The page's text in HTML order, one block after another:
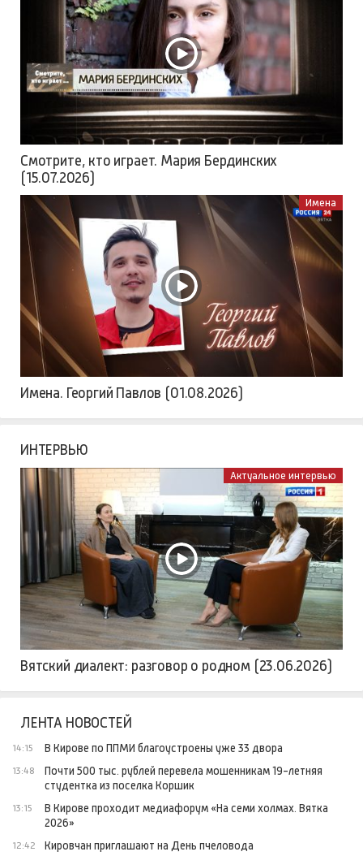
Смотрите, кто играет. Мария Бердинских
(15.07.2026)
Имена
Имена. Георгий Павлов (01.08.2026)
ИНТЕРВЬЮ
Актуальное интервью
Вятский диалект: разговор о родном (23.06.2026)
ЛЕНТА НОВОСТЕЙ
14:15 В Кирове по ППМИ благоустроены уже 33 двора
13:48
Почти 500 тыс. рублей перевела мошенникам 19-летняя
студентка из поселка Коршик
13:15
В Кирове проходит медиафорум «На семи холмах. Вятка
2026»
12:42 Кировчан приглашают на День пчеловода